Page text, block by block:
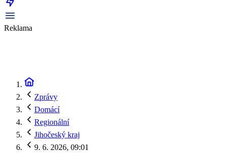
Reklama
Zprávy
Domácí
Regionální
Jihočeský kraj
9. 6. 2026, 09:01